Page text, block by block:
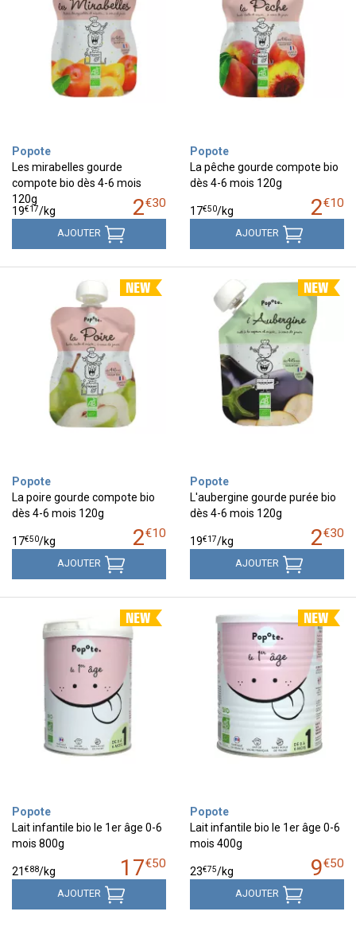
Popote
Les mirabelles gourde
compote bio dès 4-6 mois
120g
2€30
19€17/kg
AJOUTER
Popote
La pêche gourde compote bio
dès 4-6 mois 120g
2€10
17€50/kg
AJOUTER
Popote
La poire gourde compote bio
dès 4-6 mois 120g
2€10
17€50/kg
AJOUTER
Popote
L'aubergine gourde purée bio
dès 4-6 mois 120g
2€30
19€17/kg
AJOUTER
Popote
Lait infantile bio le 1er âge 0-6
mois 800g
17€50
21 €88/kg
AJOUTER
Popote
Lait infantile bio le 1er âge 0-6
mois 400g
9€50
23€75/kg
AJOUTER